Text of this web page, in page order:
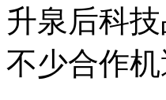
升泉后科
不少合作机